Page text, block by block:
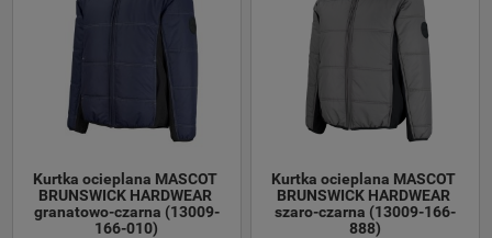
Kurtka ocieplana MASCOT
BRUNSWICK HARDWEAR
granatowo-czarna (13009-
166-010)
Kurtka ocieplana MASCOT
BRUNSWICK HARDWEAR
szaro-czarna (13009-166-
888)